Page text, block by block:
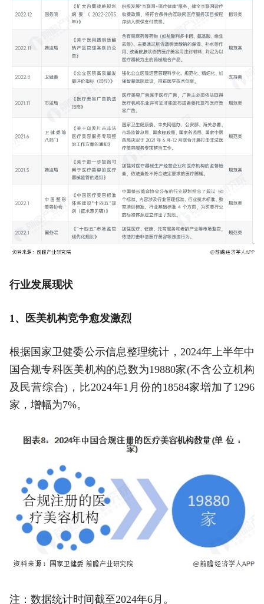
行业发展现状
1、医美机构竞争愈发激烈
根据国家卫健委公示信息整理统计，2024年上半年中
国合规专科医美机构的总数为19880家(不含公立机构
及民营综合)，比2024年1月份的18584家增加了1296
家，增幅为7%。
注：数据统计时间截至2024年6月。